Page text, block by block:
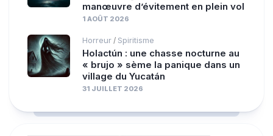
manœuvre d’évitement en plein vol
1 AOÛT 2026
Horreur / Spiritisme
Holactún : une chasse nocturne au
« brujo » sème la panique dans un
village du Yucatán
31 JUILLET 2026